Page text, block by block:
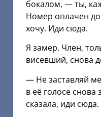
бокалом, — ты,
Номер оплачен до
хочу. Иди сюда.
Я замер. Член,
висевший, снова
— Не заставляй
в её голосе снова
сказала, иди